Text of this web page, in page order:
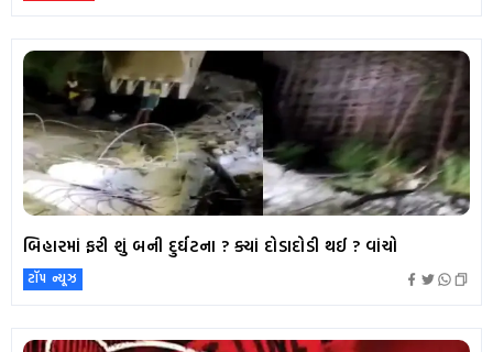
બિહારમાં ફરી શું બની દુર્ઘટના ? ક્યાં દોડાદોડી થઈ ? વાંચો
ટૉપ ન્યૂઝ